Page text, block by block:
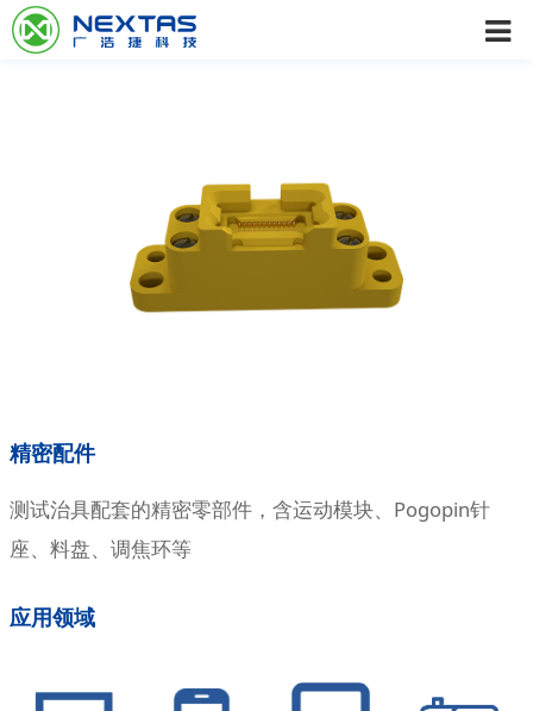
精密配件
测试治具配套的精密零部件，含运动模块、Pogopin针
座、料盘、调焦环等
应用领域